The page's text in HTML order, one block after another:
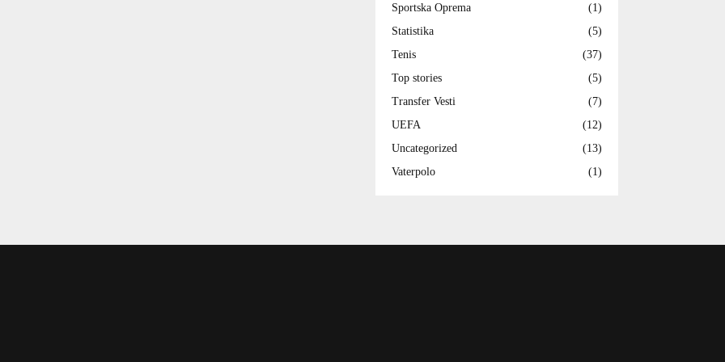
Sportska Oprema
(1)
Statistika
(5)
Tenis
(37)
Top stories
(5)
Transfer Vesti
(7)
UEFA
(12)
Uncategorized
(13)
Vaterpolo
(1)